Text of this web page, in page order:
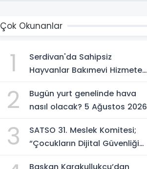
Çok Okunanlar
1
Serdivan'da Sahipsiz
Hayvanlar Bakımevi Hizmete
Yuva
2
Bugün yurt genelinde hava
nasıl olacak? 5 Ağustos 2026
3
SATSO 31. Meslek Komitesi;
“Çocukların Dijital Güvenliği